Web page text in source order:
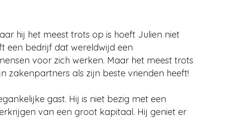
hij het meest trots op is hoeft Julien niet
een bedrijf dat wereldwijd een
voor zich werken. Maar het meest trots
zakenpartners als zijn beste vrienden heeft!
gast. Hij is niet bezig met een
van een groot kapitaal. Hij geniet er